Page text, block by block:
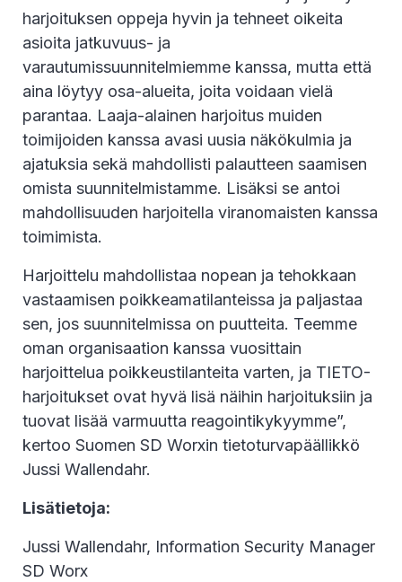
harjoituksen oppeja hyvin ja tehneet oikeita
asioita jatkuvuus- ja
varautumissuunnitelmiemme kanssa, mutta että
aina löytyy osa-alueita, joita voidaan vielä
parantaa. Laaja-alainen harjoitus muiden
toimijoiden kanssa avasi uusia näkökulmia ja
ajatuksia sekä mahdollisti palautteen saamisen
omista suunnitelmistamme. Lisäksi se antoi
mahdollisuuden harjoitella viranomaisten kanssa
toimimista.
Harjoittelu mahdollistaa nopean ja tehokkaan
vastaamisen poikkeamatilanteissa ja paljastaa
sen, jos suunnitelmissa on puutteita. Teemme
oman organisaation kanssa vuosittain
harjoittelua poikkeustilanteita varten, ja TIETO-
harjoitukset ovat hyvä lisä näihin harjoituksiin ja
tuovat lisää varmuutta reagointikykyymme”,
kertoo Suomen SD Worxin tietoturvapäällikkö
Jussi Wallendahr.
Lisätietoja:
Jussi Wallendahr, Information Security Manager
SD Worx